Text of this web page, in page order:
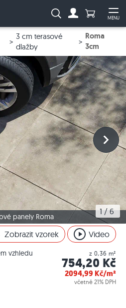
MENU
Vyhledávání:Počet
3 cm terasové
dlažby
Roma
3cm
panely Roma
1 / 6
Zobrazit vzorek Video
vzhledu z 0,36 m²
754,20 Kč
2094,99 Kč/m²
včetně 21% DPH